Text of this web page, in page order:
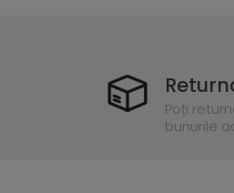
Poți
bunurile